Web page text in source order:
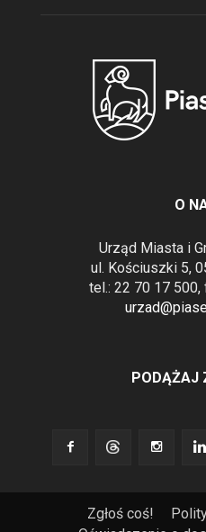
O
Urząd Miasta i
ul. Kościuszki 5,
tel.: 22 70 17
PODĄŻAJ
Zgłoś coś!